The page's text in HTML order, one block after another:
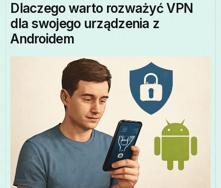
Dlaczego warto rozważyć VPN
dla swojego urządzenia z
Androidem